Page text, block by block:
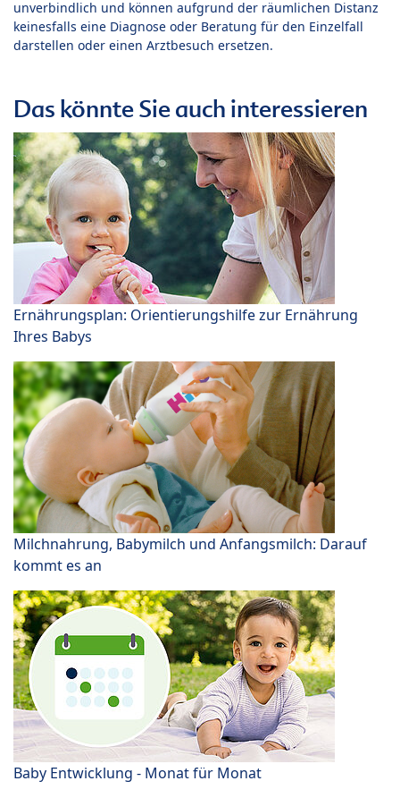
unverbindlich und können aufgrund der räumlichen Distanz
keinesfalls eine Diagnose oder Beratung für den Einzelfall
darstellen oder einen Arztbesuch ersetzen.
Das könnte Sie auch interessieren
Ernährungsplan: Orientierungshilfe zur Ernährung
Ihres Babys
Milchnahrung, Babymilch und Anfangsmilch: Darauf
kommt es an
Baby Entwicklung - Monat für Monat